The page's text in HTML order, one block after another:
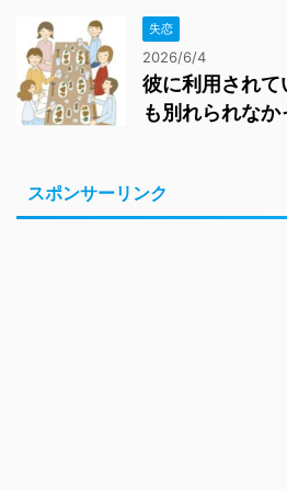
失恋
2026/6/4
彼に利用されて
も別れられな
スポンサーリンク